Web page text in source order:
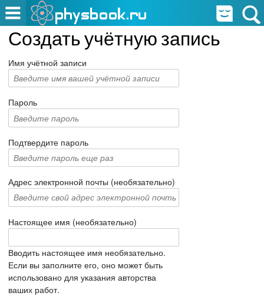
Создать учётную запись
Имя учётной записи
Пароль
Подтвердите пароль
Адрес электронной почты (необязательно)
Настоящее имя (необязательно)
Вводить настоящее имя необязательно.
Если вы заполните его, оно может быть
использовано для указания авторства
ваших работ.